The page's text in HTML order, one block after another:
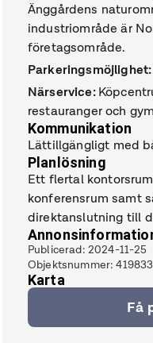
Änggårdens
industriområde är
företagsområde.
Parkeringsmöjlighet
Närservice:
restauranger och
Kommunikation
Lättillgängligt med
Planlösning
Ett flertal
konferensrum samt
direktanslutning till
Publicerad: 2024-11-25
Objektsnummer:
Karta
Få